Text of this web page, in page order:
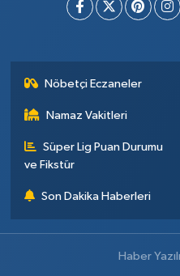
Nöbetçi Eczaneler
Namaz Vakitleri
Süper Lig Puan Durumu
ve Fikstür
Son Dakika Haberleri
Haber